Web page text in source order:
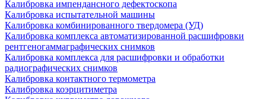
Калибровка импендансного дефектоскопа
Калибровка испытательной машины
Калибровка комбинированного твердомера (УД)
Калибровка комплекса автоматизированной расшифровки
рентгеногаммаграфических снимков
Калибровка комплекса для расшифровки и обработки
радиографических снимков
Калибровка контактного термометра
Калибровка коэрцитиметра